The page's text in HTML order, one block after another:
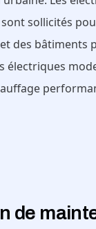
sollicités
des bâtiments
électriques
de